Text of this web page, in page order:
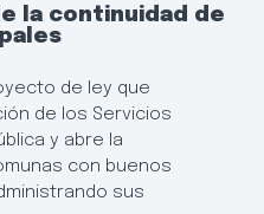
la continuidad de
de ley que
de los Servicios
y abre la
con buenos
sus